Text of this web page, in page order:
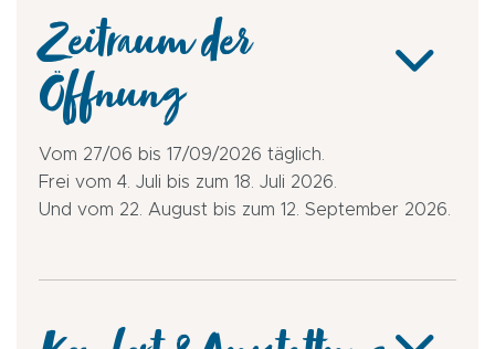
Zeitraum der
Öffnung
Vom 27/06 bis 17/09/2026 täglich.
Frei vom 4. Juli bis zum 18. Juli 2026.
Und vom 22. August bis zum 12. September 2026.